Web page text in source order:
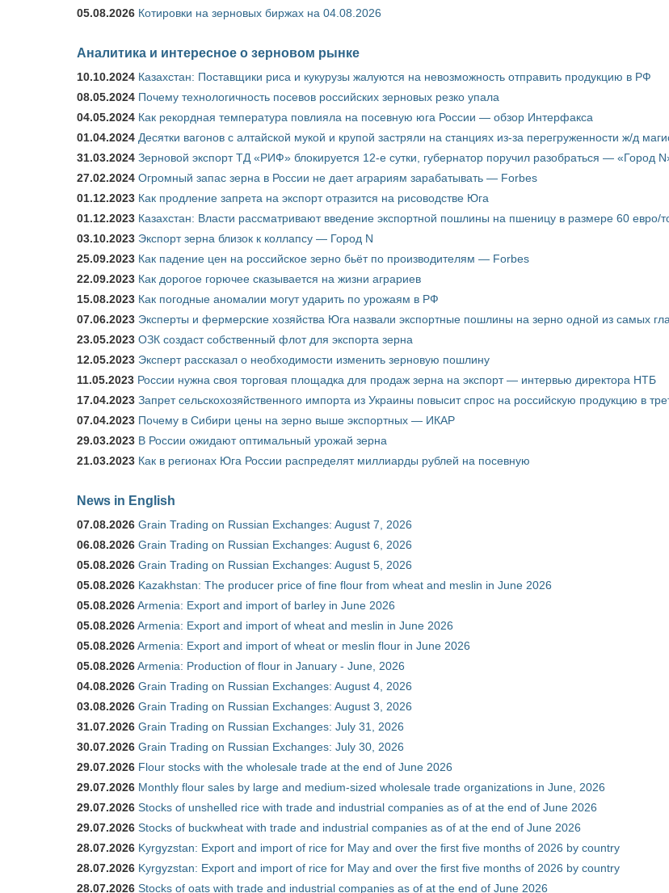
05.08.2026 Котировки на зерновых биржах на 04.08.2026
Аналитика и интересное о зерновом рынке
10.10.2024 Казахстан: Поставщики риса и кукурузы жалуются на невозможность отправить продукцию в РФ
08.05.2024 Почему технологичность посевов российских зерновых резко упала
04.05.2024 Как рекордная температура повлияла на посевную юга России — обзор Интерфакса
01.04.2024 Десятки вагонов с алтайской мукой и крупой застряли на станциях из-за перегруженности ж/д
31.03.2024 Зерновой экспорт ТД «РИФ» блокируется 12-е сутки, губернатор поручил разобраться — «Город
27.02.2024 Огромный запас зерна в России не дает аграриям зарабатывать — Forbes
01.12.2023 Как продление запрета на экспорт отразится на рисоводстве Юга
01.12.2023 Казахстан: Власти рассматривают введение экспортной пошлины на пшеницу в размере 60 евро/
03.10.2023 Экспорт зерна близок к коллапсу — Город N
25.09.2023 Как падение цен на российское зерно бьёт по производителям — Forbes
22.09.2023 Как дорогое горючее сказывается на жизни аграриев
15.08.2023 Как погодные аномалии могут ударить по урожаям в РФ
07.06.2023 Эксперты и фермерские хозяйства Юга назвали экспортные пошлины на зерно одной из самых
23.05.2023 ОЗК создаст собственный флот для экспорта зерна
12.05.2023 Эксперт рассказал о необходимости изменить зерновую пошлину
11.05.2023 России нужна своя торговая площадка для продаж зерна на экспорт — интервью директора НТБ
17.04.2023 Запрет сельскохозяйственного импорта из Украины повысит спрос на российскую продукцию в
07.04.2023 Почему в Сибири цены на зерно выше экспортных — ИКАР
29.03.2023 В России ожидают оптимальный урожай зерна
21.03.2023 Как в регионах Юга России распределят миллиарды рублей на посевную
News in English
07.08.2026 Grain Trading on Russian Exchanges: August 7, 2026
06.08.2026 Grain Trading on Russian Exchanges: August 6, 2026
05.08.2026 Grain Trading on Russian Exchanges: August 5, 2026
05.08.2026 Kazakhstan: The producer price of fine flour from wheat and meslin in June 2026
05.08.2026Armenia: Export and import of barley in June 2026
05.08.2026Armenia: Export and import of wheat and meslin in June 2026
05.08.2026Armenia: Export and import of wheat or meslin flour in June 2026
05.08.2026Armenia: Production of flour in January - June, 2026
04.08.2026 Grain Trading on Russian Exchanges: August 4, 2026
03.08.2026 Grain Trading on Russian Exchanges: August 3, 2026
31.07.2026 Grain Trading on Russian Exchanges: July 31, 2026
30.07.2026 Grain Trading on Russian Exchanges: July 30, 2026
29.07.2026 Flour stocks with the wholesale trade at the end of June 2026
29.07.2026 Monthly flour sales by large and medium-sized wholesale trade organizations in June, 2026
29.07.2026 Stocks of unshelled rice with trade and industrial companies as of at the end of June 2026
29.07.2026 Stocks of buckwheat with trade and industrial companies as of at the end of June 2026
28.07.2026 Kyrgyzstan: Export and import of rice for May and over the first five months of 2026 by country
28.07.2026 Kyrgyzstan: Export and import of rice for May and over the first five months of 2026 by country
28.07.2026 Stocks of oats with trade and industrial companies as of at the end of June 2026